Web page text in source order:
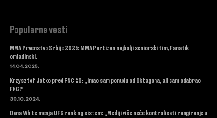
Popularne vesti
MMA Prvenstvo Srbije 2025: MMA Partizan najbolji seniorski tim, Fanatik
omladinski.
14.04.2025.
Krzysztof Jotko pred FNC 20: „Imao sam ponudu od Oktagona, ali sam odabrao
FNC!“
30.10.2024.
Dana White menja UFC ranking sistem: „Mediji više neće kontrolisati rangiranje u